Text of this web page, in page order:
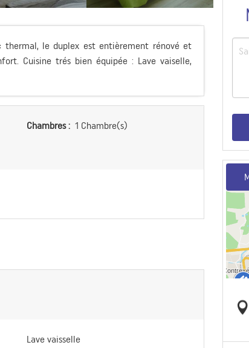
thermal, le duplex est entièrement rénové et
Cuisine trés bien équipée : Lave vaiselle,
Chambres : 1 Chambre(s)
Lave vaisselle